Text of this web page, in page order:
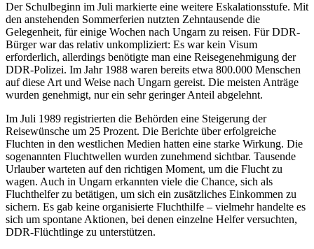
Der Schulbeginn im Juli markierte eine weitere Eskalationsstufe. Mit
den anstehenden Sommerferien nutzten Zehntausende die
Gelegenheit, für einige Wochen nach Ungarn zu reisen. Für DDR-
Bürger war das relativ unkompliziert: Es war kein Visum
erforderlich, allerdings benötigte man eine Reisegenehmigung der
DDR-Polizei. Im Jahr 1988 waren bereits etwa 800.000 Menschen
auf diese Art und Weise nach Ungarn gereist. Die meisten Anträge
wurden genehmigt, nur ein sehr geringer Anteil abgelehnt.
Im Juli 1989 registrierten die Behörden eine Steigerung der
Reisewünsche um 25 Prozent. Die Berichte über erfolgreiche
Fluchten in den westlichen Medien hatten eine starke Wirkung. Die
sogenannten Fluchtwellen wurden zunehmend sichtbar. Tausende
Urlauber warteten auf den richtigen Moment, um die Flucht zu
wagen. Auch in Ungarn erkannten viele die Chance, sich als
Fluchthelfer zu betätigen, um sich ein zusätzliches Einkommen zu
sichern. Es gab keine organisierte Fluchthilfe – vielmehr handelte es
sich um spontane Aktionen, bei denen einzelne Helfer versuchten,
DDR-Flüchtlinge zu unterstützen.